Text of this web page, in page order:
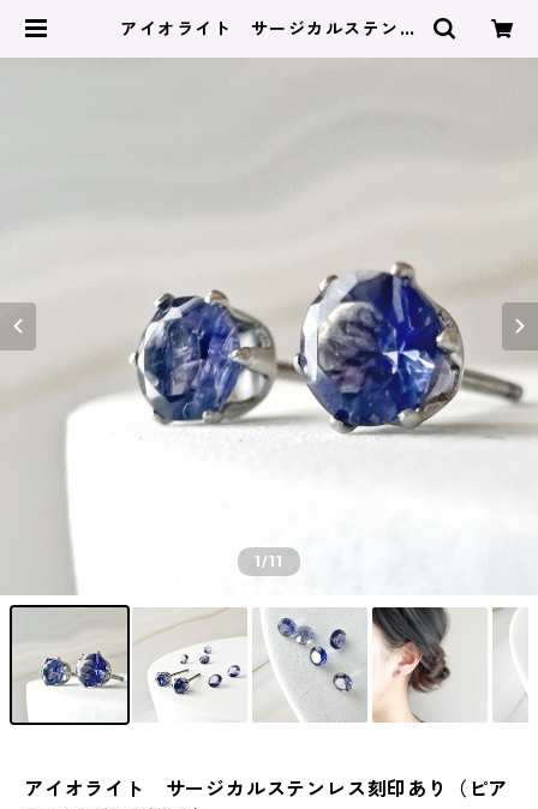
アイオライト サージカルステンレ
1/11
アイオライト サージカルステンレス刻印あり（ピア